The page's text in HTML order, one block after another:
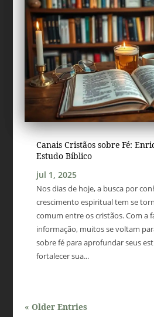
Canais Cristãos sobre Fé:
Estudo Bíblico
jul 1, 2025
Nos dias de hoje, a busca por
crescimento espiritual tem se
comum entre os cristãos. Com a
informação, muitos se voltam
sobre fé para aprofundar seus
fortalecer sua...
« Older Entries